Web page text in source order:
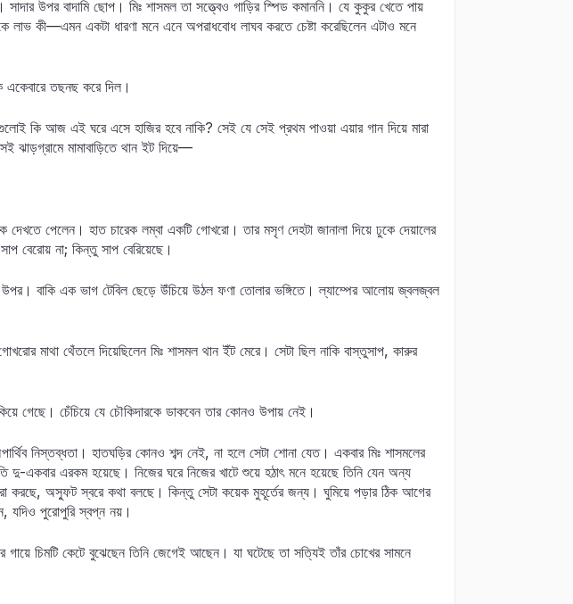
উপর বাদামি ছোপ। মিঃ শাসমল তা সত্ত্বেও গাড়ির স্পিড কমাননি। যে কুকুর খেতে পায়
লাভ কী—এমন একটা ধারণা মনে এনে অপরাধবোধ লাঘব করতে চেষ্টা করেছিলেন এটাও মনে
একেবারে তছনছ করে দিল।
কি আজ এই ঘরে এসে হাজির হবে নাকি? সেই যে সেই প্রথম পাওয়া এয়ার গান দিয়ে মারা
ঝাড়গ্রামে মামাবাড়িতে থান ইট দিয়ে—
দেখতে পেলেন। হাত চারেক লম্বা একটি গোখরো। তার মসৃণ দেহটা জানালা দিয়ে ঢুকে দেয়ালের
বেরোয় না; কিন্তু সাপ বেরিয়েছে।
উপর। বাকি এক ভাগ টেবিল ছেড়ে উঁচিয়ে উঠল ফণা তোলার ভঙ্গিতে। ল্যাম্পের আলোয় জ্বলজ্বল
মাথা থেঁতলে দিয়েছিলেন মিঃ শাসমল থান ইঁট মেরে। সেটা ছিল নাকি বাস্তুসাপ, কারুর
গেছে। চেঁচিয়ে যে চৌকিদারকে ডাকবেন তার কোনও উপায় নেই।
নিস্তব্ধতা। হাতঘড়ির কোনও শব্দ নেই, না হলে সেটা শোনা যেত। একবার মিঃ শাসমলের
দু-একবার এরকম হয়েছে। নিজের ঘরে নিজের খাটে শুয়ে হঠাৎ মনে হয়েছে তিনি যেন অন্য
করছে, অস্ফুট স্বরে কথা বলছে। কিন্তু সেটা কয়েক মুহূর্তের জন্য। ঘুমিয়ে পড়ার ঠিক আগের
যদিও পুরোপুরি স্বপ্ন নয়।
গায়ে চিমটি কেটে বুঝেছেন তিনি জেগেই আছেন। যা ঘটেছে তা সত্যিই তাঁর চোখের সামনে